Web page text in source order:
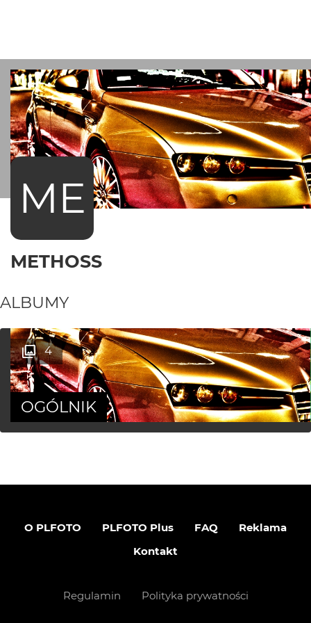
ME
METHOSS
ALBUMY
4
OGÓLNIK
O PLFOTO PLFOTO Plus FAQ
Reklama
Kontakt
Regulamin Polityka prywatności